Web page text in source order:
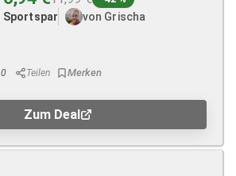
Sportspar von Grischa
0 Teilen
Zum Deal